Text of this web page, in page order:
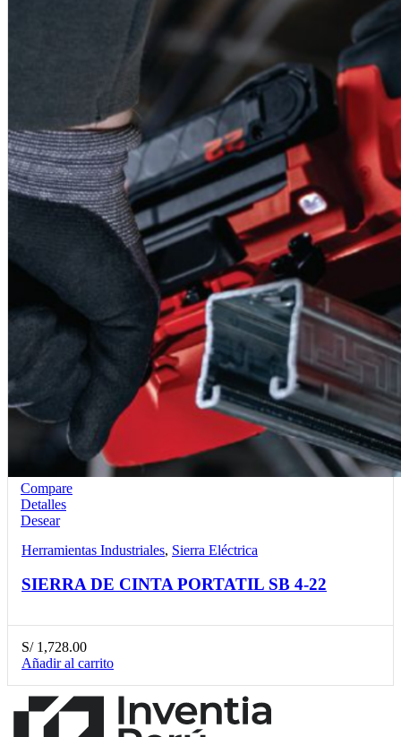
Compare
Detalles
Desear
Herramientas Industriales, Sierra Eléctrica
SIERRA DE CINTA PORTATIL SB 4-22
S/1,728.00
Añadir al carrito